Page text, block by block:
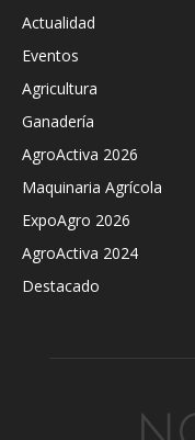
Actualidad
Eventos
Agricultura
Ganadería
AgroActiva 2026
Maquinaria Agrícola
ExpoAgro 2026
AgroActiva 2024
Destacado